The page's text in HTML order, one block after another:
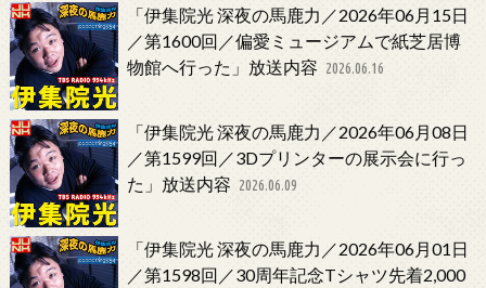
「伊集院光 深夜の馬鹿力／2026年06月15日
／第1600回／偏愛ミュージアムで紙芝居博
物館へ行った」放送内容 2026.06.16
「伊集院光 深夜の馬鹿力／2026年06月08日
／第1599回／3Dプリンターの展示会に行っ
た」放送内容 2026.06.09
「伊集院光 深夜の馬鹿力／2026年06月01日
／第1598回／30周年記念Tシャツ先着2,000